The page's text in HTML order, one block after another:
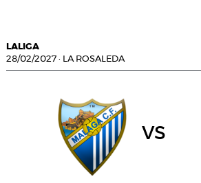
LALIGA
28/02/2027 · LA ROSALEDA
vs